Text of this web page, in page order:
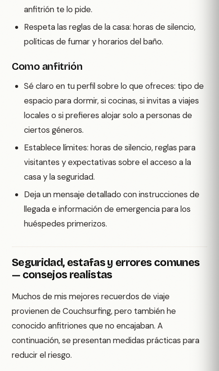
anfitrión te lo pide.
Respeta las reglas de la casa: horas de silencio,
políticas de fumar y horarios del baño.
Como anfitrión
Sé claro en tu perfil sobre lo que ofreces: tipo de
espacio para dormir, si cocinas, si invitas a viajes
locales o si prefieres alojar solo a personas de
ciertos géneros.
Establece límites: horas de silencio, reglas para
visitantes y expectativas sobre el acceso a la
casa y la seguridad.
Deja un mensaje detallado con instrucciones de
llegada e información de emergencia para los
huéspedes primerizos.
Seguridad, estafas y errores comunes
— consejos realistas
Muchos de mis mejores recuerdos de viaje
provienen de Couchsurfing, pero también he
conocido anfitriones que no encajaban. A
continuación, se presentan medidas prácticas para
reducir el riesgo.